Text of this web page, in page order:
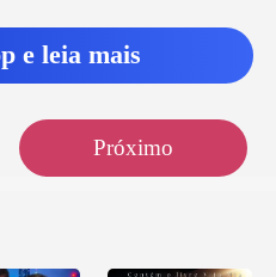
e leia mais
Próximo